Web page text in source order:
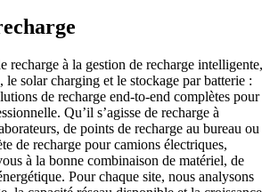
recharge à la gestion de recharge intelligente,
le solar charging et le stockage par batterie :
de recharge end-to-end complètes pour
Qu’il s’agisse de recharge à
de points de recharge au bureau ou
de recharge pour camions électriques,
à la bonne combinaison de matériel, de
Pour chaque site, nous analysons